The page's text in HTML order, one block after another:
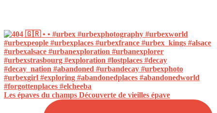
Les épaves du champs Découverte de vieilles épave